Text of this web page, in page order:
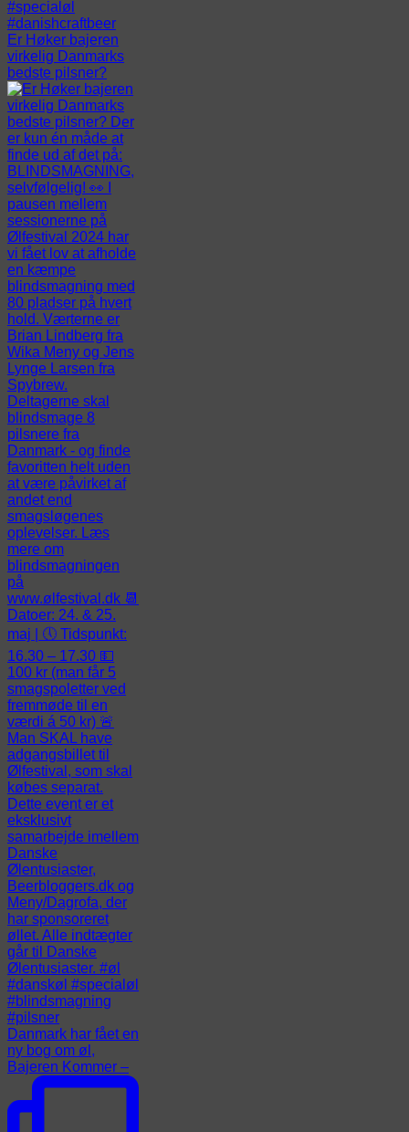
Er Høker bajeren
virkelig Danmarks
bedste pilsner?
Danmark har fået en
ny bog om øl,
Bajeren Kommer –